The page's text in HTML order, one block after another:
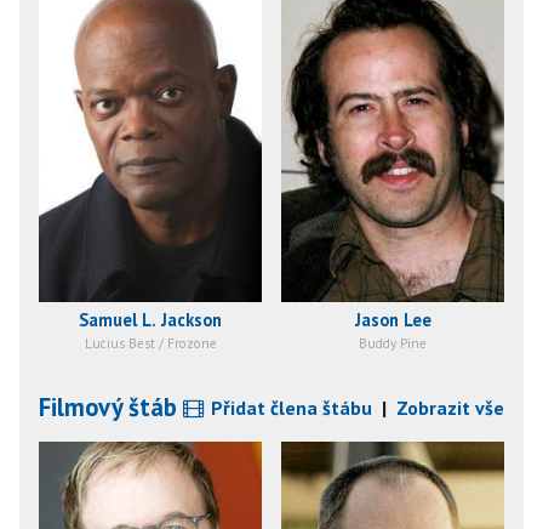
Samuel L. Jackson
Lucius Best / Frozone
Jason Lee
Buddy Pine
Filmový štáb Přidat člena štábu | Zobrazit vše